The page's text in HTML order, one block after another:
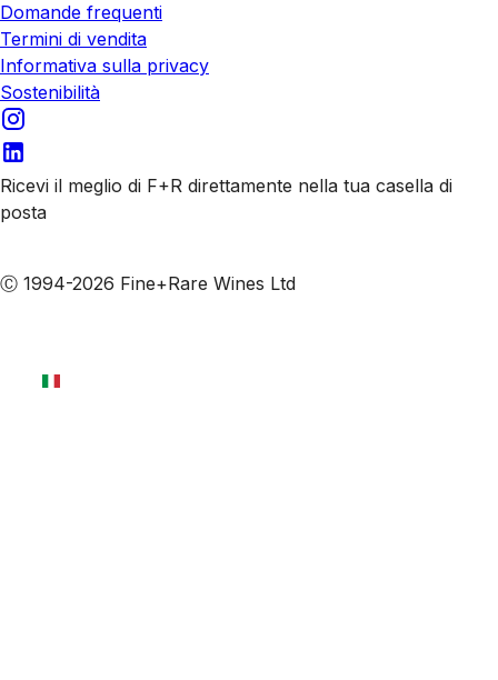
Domande frequenti
Termini di vendita
Informativa sulla privacy
Sostenibilità
Ricevi il meglio di F+R direttamente nella tua casella di
posta
Ⓒ 1994-2026 Fine+Rare Wines Ltd